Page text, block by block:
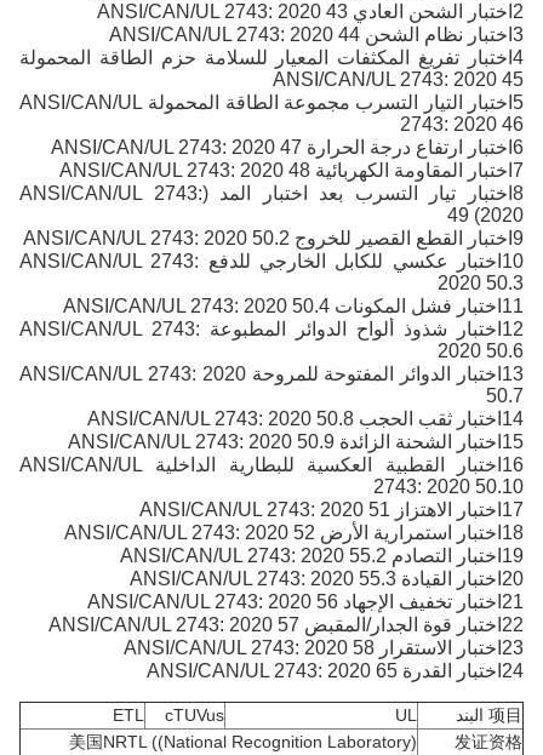
2اختبار الشحن العادي ANSI/CAN/UL 2743: 2020 43
3اختبار نظام الشحن ANSI/CAN/UL 2743: 2020 44
4اختبار تفريغ المكثفات المعيار للسلامة حزم الطاقة المحمولة
ANSI/CAN/UL 2743: 2020 45
5اختبار التيار التسرب مجموعة الطاقة المحمولة ANSI/CAN/UL
2743: 2020 46
6اختبار ارتفاع درجة الحرارة ANSI/CAN/UL 2743: 2020 47
7اختبار المقاومة الكهربائية ANSI/CAN/UL 2743: 2020 48
8اختبار تيار التسرب بعد اختبار المد (ANSI/CAN/UL 2743:
2020) 49
9اختبار القطع القصير للخروج ANSI/CAN/UL 2743: 2020 50.2
10اختبار عكسي للكابل الخارجي للدفع ANSI/CAN/UL 2743:
2020 50.3
11اختبار فشل المكونات ANSI/CAN/UL 2743: 2020 50.4
12اختبار شذوذ ألواح الدوائر المطبوعة ANSI/CAN/UL 2743:
2020 50.6
13اختبار الدوائر المفتوحة للمروحة ANSI/CAN/UL 2743: 2020
50.7
14اختبار ثقب الحجب ANSI/CAN/UL 2743: 2020 50.8
15اختبار الشحنة الزائدة ANSI/CAN/UL 2743: 2020 50.9
16اختبار القطبية العكسية للبطارية الداخلية ANSI/CAN/UL
2743: 2020 50.10
17اختبار الاهتزاز ANSI/CAN/UL 2743: 2020 51
18اختبار استمرارية الأرض ANSI/CAN/UL 2743: 2020 52
19اختبار التصادم ANSI/CAN/UL 2743: 2020 55.2
20اختبار القيادة ANSI/CAN/UL 2743: 2020 55.3
21اختبار تخفيف الإجهاد ANSI/CAN/UL 2743: 2020 56
22اختبار قوة الجدار/المقبض ANSI/CAN/UL 2743: 2020 57
23اختبار الاستقرار ANSI/CAN/UL 2743: 2020 58
24اختبار القدرة ANSI/CAN/UL 2743: 2020 65
项目 البند UL
cTUVus
ETL
发证资格
美国NRTL ((National Recognition Laboratory)